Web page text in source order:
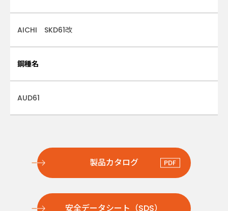
AICHI SKD61改
鋼種名
AUD61
製品カタログ
安全データシート（SDS）